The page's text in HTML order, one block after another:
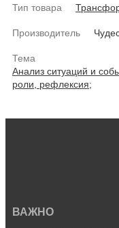
Тип товара
Производитель
Тема
Анализ ситуаций и
роли, рефлексия;
ВАЖНО